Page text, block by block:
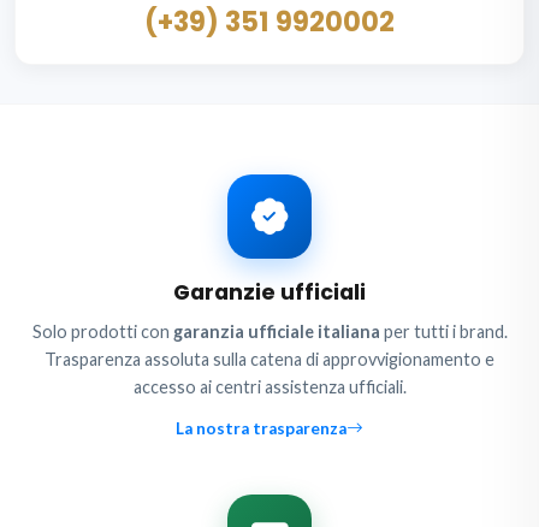
(+39) 351 9920002
Garanzie ufficiali
Solo prodotti con garanzia ufficiale italiana per tutti i brand.
Trasparenza assoluta sulla catena di approvvigionamento e
accesso ai centri assistenza ufficiali.
La nostra trasparenza